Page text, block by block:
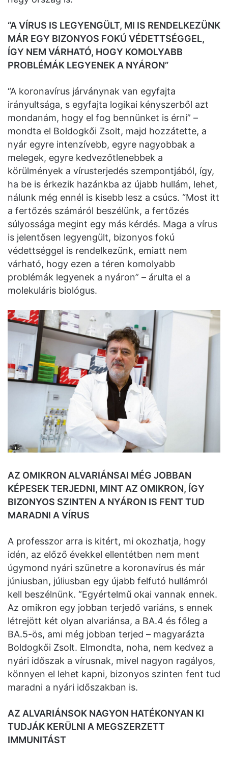
“A VÍRUS IS LEGYENGÜLT, MI IS RENDELKEZÜNK
MÁR EGY BIZONYOS FOKÚ VÉDETTSÉGGEL,
ÍGY NEM VÁRHATÓ, HOGY KOMOLYABB
PROBLÉMÁK LEGYENEK A NYÁRON”
“A koronavírus járványnak van egyfajta
irányultsága, s egyfajta logikai kényszerből azt
mondanám, hogy el fog bennünket is érni” –
mondta el Boldogkői Zsolt, majd hozzátette, a
nyár egyre intenzívebb, egyre nagyobbak a
melegek, egyre kedvezőtlenebbek a
körülmények a vírusterjedés szempontjából, így,
ha be is érkezik hazánkba az újabb hullám, lehet,
nálunk még ennél is kisebb lesz a csúcs. “Most itt
a fertőzés számáról beszélünk, a fertőzés
súlyossága megint egy más kérdés. Maga a vírus
is jelentősen legyengült, bizonyos fokú
védettséggel is rendelkezünk, emiatt nem
várható, hogy ezen a téren komolyabb
problémák legyenek a nyáron” – árulta el a
molekuláris biológus.
AZ OMIKRON ALVARIÁNSAI MÉG JOBBAN
KÉPESEK TERJEDNI, MINT AZ OMIKRON, ÍGY
BIZONYOS SZINTEN A NYÁRON IS FENT TUD
MARADNI A VÍRUS
A professzor arra is kitért, mi okozhatja, hogy
idén, az előző évekkel ellentétben nem ment
úgymond nyári szünetre a koronavírus és már
júniusban, júliusban egy újabb felfutó hullámról
kell beszélnünk. “Egyértelmű okai vannak ennek.
Az omikron egy jobban terjedő variáns, s ennek
létrejött két olyan alvariánsa, a BA.4 és főleg a
BA.5-ös, ami még jobban terjed – magyarázta
Boldogkői Zsolt. Elmondta, noha, nem kedvez a
nyári időszak a vírusnak, mivel nagyon ragályos,
könnyen el lehet kapni, bizonyos szinten fent tud
maradni a nyári időszakban is.
AZ ALVARIÁNSOK NAGYON HATÉKONYAN KI
TUDJÁK KERÜLNI A MEGSZERZETT
IMMUNITÁST